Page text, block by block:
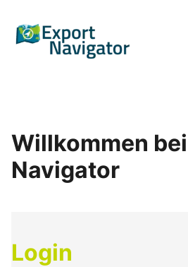
content
Go to landing page.
Willkommen
Navigator
Login